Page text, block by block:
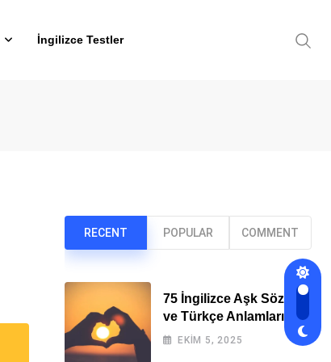
İngilizce Testler
RECENT POPULAR COMMENT
75 İngilizce Aşk Sözleri
ve Türkçe Anlamları
EKIM 5, 2025